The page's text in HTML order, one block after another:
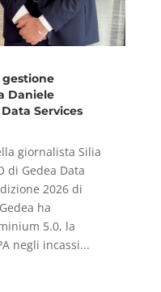
gestione
Daniele
Services
giornalista Silia
di Gedea Data
2026 di
ha
5.0, la
negli incassi...